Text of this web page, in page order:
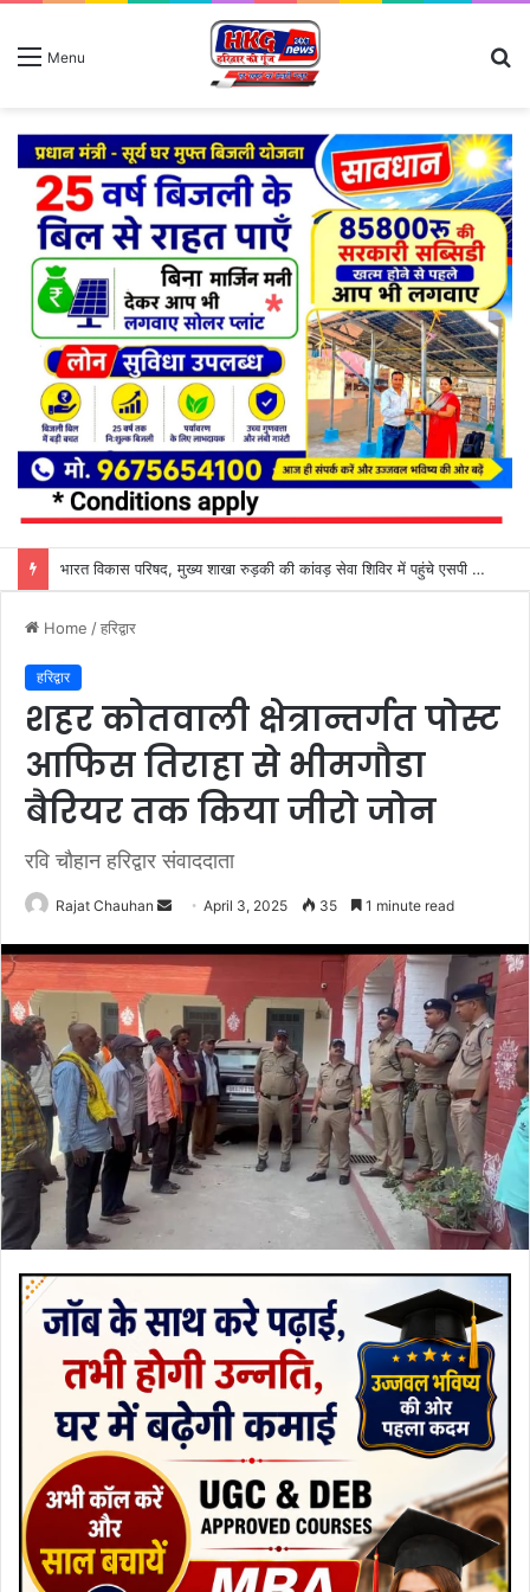
Menu
हैप्पी क्लब रुड़की रजिस्टर्ड एवं राजकीय इंटर कॉलेज मित्र मंडल द्वारा प्रथम विशाल भंडारे का आयोजन, अतिथियों ने कांवड़ियों को किया प्रसाद वितरित
Home /हरिद्वार
हरिद्वार
शहर कोतवाली क्षेत्रान्तर्गत पोस्ट
आफिस तिराहा से भीमगौडा
बैरियर तक किया जीरो जोन
रवि चौहान हरिद्वार संवाददाता
Rajat Chauhan
Send
email
April 3, 2025 35 1 minute read